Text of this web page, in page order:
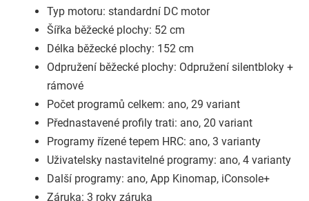
Typ motoru: standardní DC motor
Šířka běžecké plochy: 52 cm
Délka běžecké plochy: 152 cm
Odpružení běžecké plochy: Odpružení silentbloky +
rámové
Počet programů celkem: ano, 29 variant
Přednastavené profily trati: ano, 20 variant
Programy řízené tepem HRC: ano, 3 varianty
Uživatelsky nastavitelné programy: ano, 4 varianty
Další programy: ano, App Kinomap, iConsole+
Záruka: 3 roky záruka